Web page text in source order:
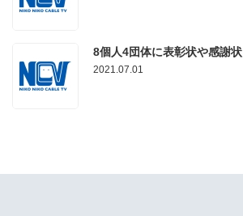
8個人4団体に表彰状や感謝状
2021.07.01